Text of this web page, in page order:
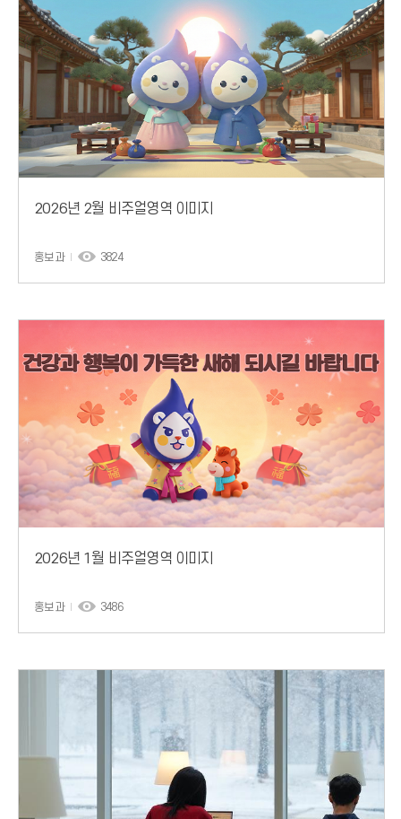
2026년 2월 비주얼영역 이미지
홍보과 3824
2026년 1월 비주얼영역 이미지
홍보과 3486